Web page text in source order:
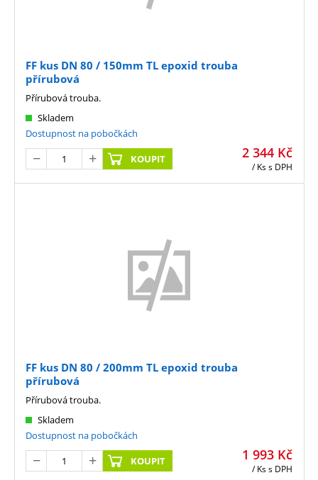
FF kus DN 80 / 150mm TL epoxid trouba
přírubová
2 344 Kč
/ Kss DPH
Skladem
Dostupnost na pobočkách
KOUPIT
Přírubová trouba.
FF kus DN 80 / 200mm TL epoxid trouba
přírubová
1 993 Kč
/ Kss DPH
Skladem
Dostupnost na pobočkách
KOUPIT
Přírubová trouba.